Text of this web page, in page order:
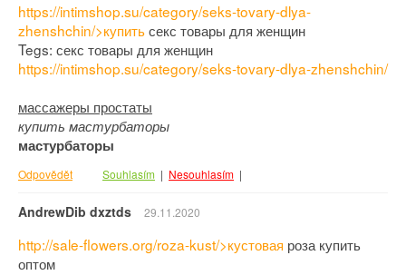
https://intimshop.su/category/seks-tovary-dlya-
zhenshchin/>купитьсекс товары для женщин
Tegs: секс товары для женщин
https://intimshop.su/category/seks-tovary-dlya-zhenshchin/
массажеры простаты
купить мастурбаторы
мастурбаторы
Odpovědět Souhlasím | Nesouhlasím |
AndrewDib dxztds 29.11.2020
http://sale-flowers.org/roza-kust/>кустовая роза купить
оптом